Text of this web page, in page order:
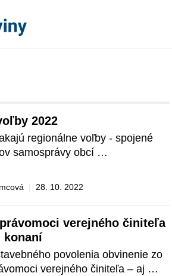
2022
regionálne voľby - spojené
samosprávy obcí
sprievodcu sme sa venovali
volebným trestným činom, dnes
komunálne voľby.
28. 10. 2022
verejného činiteľa
konaní
povolenia obvinenie zo
verejného činiteľa – aj